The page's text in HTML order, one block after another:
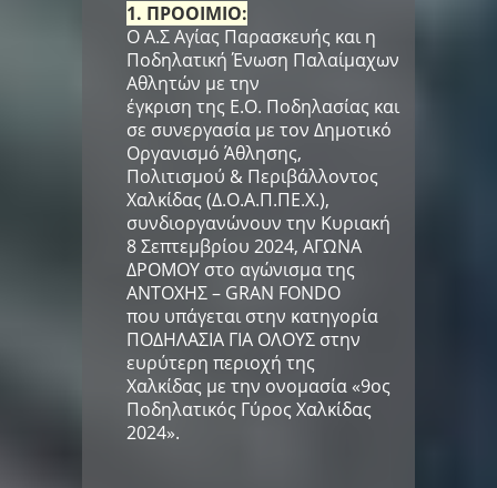
1. ΠΡΟΟΙΜΙΟ:
Ο Α.Σ Αγίας Παρασκευής και η
Ποδηλατική Ένωση Παλαίμαχων
Αθλητών με την
έγκριση της Ε.Ο. Ποδηλασίας και
σε συνεργασία με τον Δημοτικό
Οργανισμό Άθλησης,
Πολιτισμού & Περιβάλλοντος
Χαλκίδας (Δ.Ο.Α.Π.ΠΕ.Χ.),
συνδιοργανώνουν την Κυριακή
8 Σεπτεμβρίου 2024, ΑΓΩΝΑ
ΔΡΟΜΟΥ στο αγώνισμα της
ΑΝΤΟΧΗΣ – GRAN FONDO
που υπάγεται στην κατηγορία
ΠΟΔΗΛΑΣΙΑ ΓΙΑ ΟΛΟΥΣ στην
ευρύτερη περιοχή της
Χαλκίδας με την ονομασία «9ος
Ποδηλατικός Γύρος Χαλκίδας
2024».